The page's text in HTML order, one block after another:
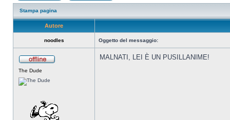
Stampa pagina
Autore
noodles Oggetto del messaggio:
The Dude
MALNATI, LEI È UN PUSILLANIME!